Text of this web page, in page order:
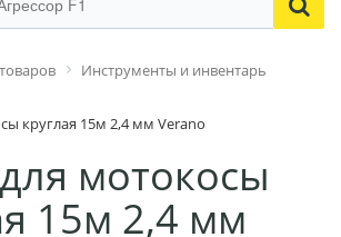
Инструменты и инвентарь
круглая 15м 2,4 мм Verano
мотокосы
15м 2,4 мм